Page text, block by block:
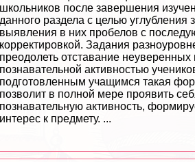
школьников после завершения
данного раздела с целью углубления
выявления в них пробелов с
корректировкой. Задания
преодолеть отставание неуверенных
познавательной активностью
подготовленным учащимся такая
позволит в полной мере проявить
познавательную активность,
интерес к предмету. ...